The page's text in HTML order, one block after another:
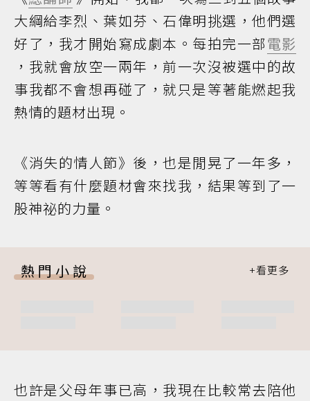
大綱給李烈、葉如芬、石偉明挑選，他們選
好了，我才開始寫成劇本。每拍完一部電影
，我就會放空一兩年，前一次沒被選中的故
事我都不會想再碰了，就只是等著能燃起我
熱情的題材出現。
《消失的情人節》後，也是閒晃了一年多，
等等看有什麼題材會來找我，結果等到了一
股神祕的力量。
熱門小說
也許是父母年事已高，我現在比較常去陪他